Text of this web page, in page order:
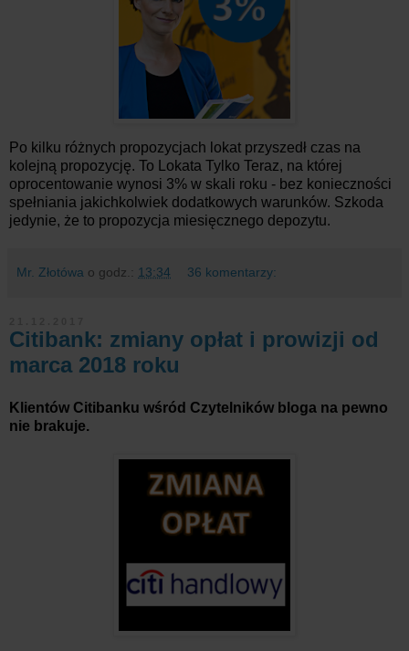
Po kilku różnych propozycjach lokat przyszedł czas na
kolejną propozycję. To Lokata Tylko Teraz, na której
oprocentowanie wynosi 3% w skali roku - bez konieczności
spełniania jakichkolwiek dodatkowych warunków. Szkoda
jedynie, że to propozycja miesięcznego depozytu.
Mr. Złotówa o godz.: 13:34 36 komentarzy:
Citibank: zmiany opłat i prowizji od
marca 2018 roku
Klientów Citibanku wśród Czytelników bloga na pewno
nie brakuje.